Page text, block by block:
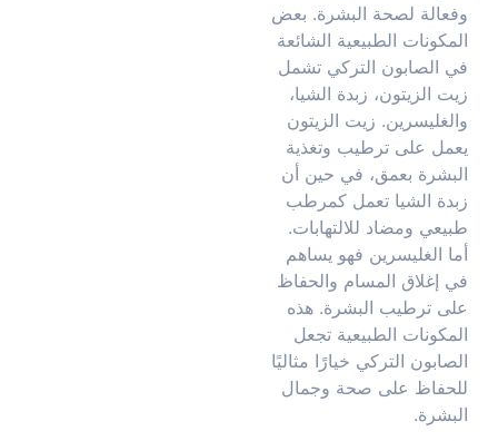
وفعالة لصحة البشرة. بعض
المكونات الطبيعية الشائعة
في الصابون التركي تشمل
زيت الزيتون، زبدة الشيا،
والغليسرين. زيت الزيتون
يعمل على ترطيب وتغذية
البشرة بعمق، في حين أن
زبدة الشيا تعمل كمرطب
طبيعي ومضاد للالتهابات.
أما الغليسرين فهو يساهم
في إغلاق المسام والحفاظ
على ترطيب البشرة. هذه
المكونات الطبيعية تجعل
الصابون التركي خيارًا مثاليًا
للحفاظ على صحة وجمال
البشرة.